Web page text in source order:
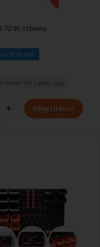
72-95-115mm)
35,00 DKK
sender din pakke i dag
+